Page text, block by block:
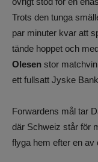
Trots den tunga
par minuter kvar att
tände hoppet och
Olesen stor
ett fullsatt Jyske
Forwardens mål tar
där Schweiz står för
flyga hem efter en av